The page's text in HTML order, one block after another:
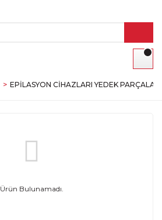
EPILASYON CIHAZLARI YEDEK PARÇALARI
Ürün Bulunamadı.